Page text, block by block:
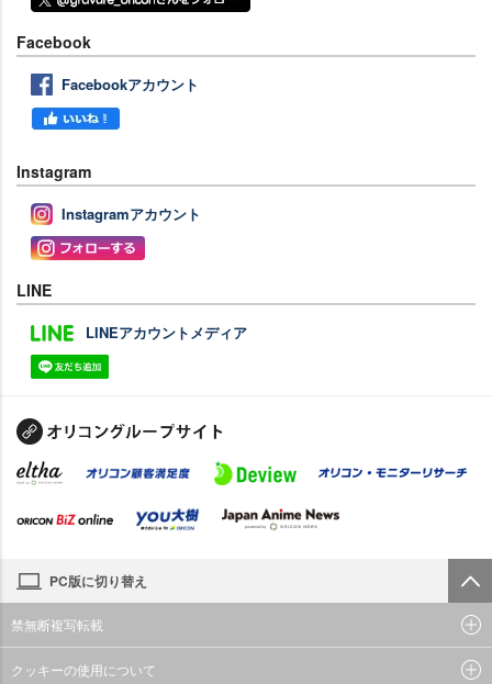
Facebook
Facebookアカウント
Instagram
Instagramアカウント
LINE
LINEアカウントメディア
PC版に切り替え
禁無断複写転載
クッキーの使用について